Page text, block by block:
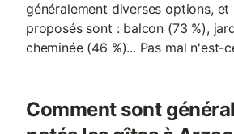
généralement diverses options, et
proposés sont : balcon (73 %),
cheminée (46 %)... Pas mal n'est-
Comment sont